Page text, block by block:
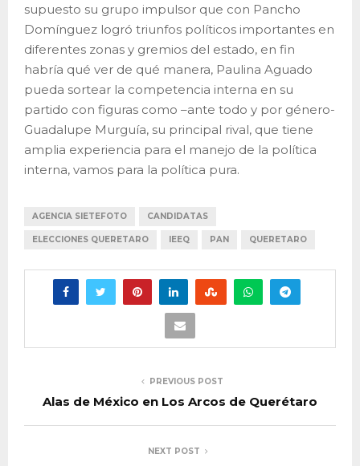
supuesto su grupo impulsor que con Pancho
Domínguez logró triunfos políticos importantes en
diferentes zonas y gremios del estado, en fin
habría qué ver de qué manera, Paulina Aguado
pueda sortear la competencia interna en su
partido con figuras como –ante todo y por género-
Guadalupe Murguía, su principal rival, que tiene
amplia experiencia para el manejo de la política
interna, vamos para la política pura.
AGENCIA SIETEFOTO CANDIDATAS
ELECCIONES QUERETARO IEEQ PAN QUERETARO
PREVIOUS POST
Alas de México en Los Arcos de Querétaro
NEXT POST